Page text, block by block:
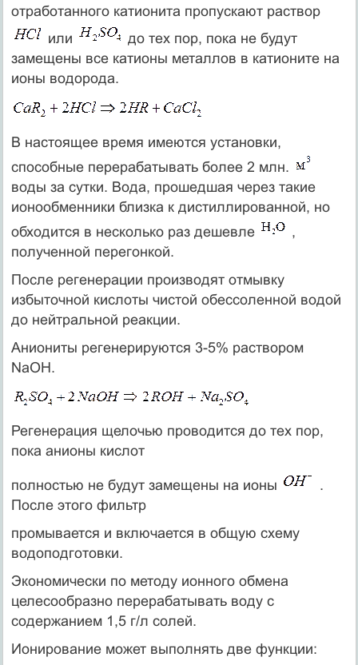
отработанного катионита пропускают раствор
или
до тех пор, пока не будут
замещены все катионы металлов в катионите на
ионы водорода.
В настоящее время имеются установки,
способные перерабатывать более 2 млн.
воды за сутки. Вода, прошедшая через такие
ионообменники близка к дистиллированной, но
обходится в несколько раз дешевле
,
полученной перегонкой.
После регенерации производят отмывку
избыточной кислоты чистой обессоленной водой
до нейтральной реакции.
Аниониты регенерируются 3-5% раствором
NaОН.
Регенерация щелочью проводится до тех пор,
пока анионы кислот
полностью не будут замещены на ионы
.
После этого фильтр
промывается и включается в общую схему
водоподготовки.
Экономически по методу ионного обмена
целесообразно перерабатывать воду с
содержанием 1,5 г/л солей.
Ионирование может выполнять две функции: